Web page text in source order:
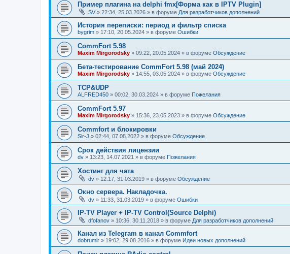
Пример плагина на delphi fmx[Форма как в IPTV Plugin]
SV » 22:34, 25.03.2026 » в форуме Для разработчиков дополнений
История переписки: период и фильтр списка
bygrim » 17:10, 20.05.2024 » в форуме Ошибки
CommFort 5.98
Maxim Mirgorodsky » 09:22, 20.05.2024 » в форуме Обсуждение
Бета-тестирование CommFort 5.98 (май 2024)
Maxim Mirgorodsky » 14:55, 03.05.2024 » в форуме Обсуждение
TCP&UDP
ALFRED450 » 00:02, 30.03.2024 » в форуме Пожелания
CommFort 5.97
Maxim Mirgorodsky » 15:36, 23.05.2023 » в форуме Обсуждение
Сommfort и блокировки
Sir-J » 02:44, 07.08.2022 » в форуме Обсуждение
Срок действия лицензии
dv » 13:23, 14.07.2021 » в форуме Пожелания
Хостинг для чата
dv » 12:17, 31.03.2019 » в форуме Обсуждение
Окно сервера. Накладочка.
dv » 11:33, 31.03.2019 » в форуме Ошибки
IP-TV Player + IP-TV Control(Source Delphi)
dfofanov » 10:36, 30.11.2018 » в форуме Для разработчиков дополнений
Канал из Telegram в канал Commfort
dobrumir » 19:02, 29.08.2016 » в форуме Идеи новых дополнений